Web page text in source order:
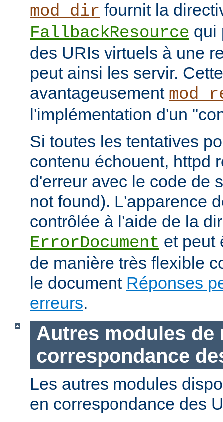
mod_dir fournit la
FallbackResource qui
des URIs virtuels à une
peut ainsi les servir.
avantageusement
l'implémentation d'un
Si toutes les tentatives
contenu échouent, httpd
d'erreur avec le code de
not found). L'apparence
contrôlée à l'aide de la
ErrorDocument et peut
de manière très flexible
le document Réponses
erreurs.
Autres modules de
correspondance
Les autres modules
en correspondance des